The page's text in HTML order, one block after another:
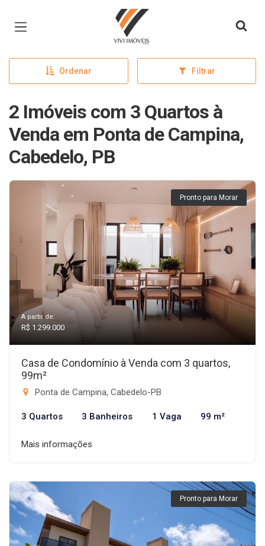
Página inicial
Ordenar Filtrar
2 Imóveis com 3 Quartos à
Venda em Ponta de Campina,
Cabedelo, PB
Pronto para Morar
A partir de:
R$ 1.299.000
Casa de Condomínio à Venda com 3 quartos,
99m²
Ponta de Campina, Cabedelo-PB
3 Quartos 3 Banheiros 1 Vaga 99 m²
Mais informações
Pronto para Morar